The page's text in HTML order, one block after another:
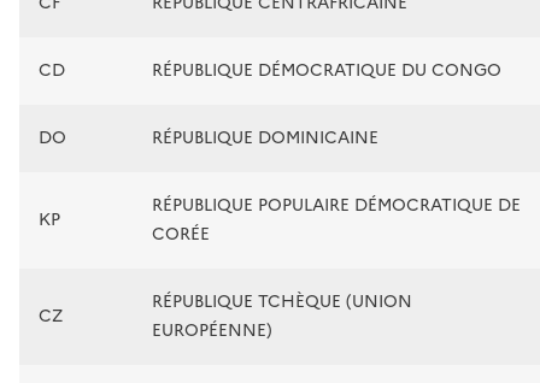
CD RÉPUBLIQUE DÉMOCRATIQUE DU CONGO
DO RÉPUBLIQUE DOMINICAINE
KP
RÉPUBLIQUE POPULAIRE DÉMOCRATIQUE DE
CORÉE
CZ
RÉPUBLIQUE TCHÈQUE (UNION
EUROPÉENNE)